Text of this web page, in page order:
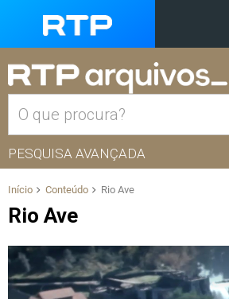
PESQUISA AVANÇADA
Início Conteúdo Rio Ave
Rio Ave